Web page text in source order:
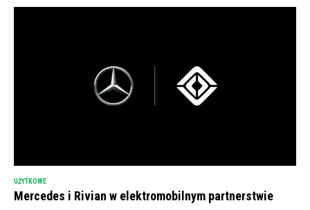
UŻYTKOWE
Mercedes i Rivian w elektromobilnym partnerstwie